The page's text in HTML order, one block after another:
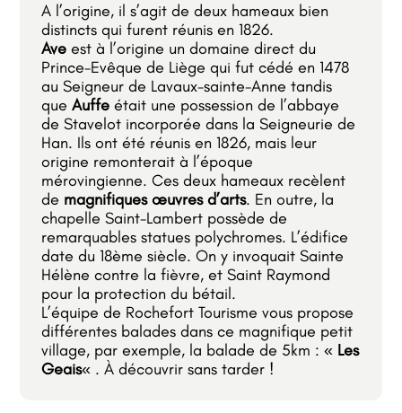
A l’origine, il s’agit de deux hameaux bien
distincts qui furent réunis en 1826.
Ave est à l’origine un domaine direct du
Prince-Evêque de Liège qui fut cédé en 1478
au Seigneur de Lavaux-sainte-Anne tandis
queAuffe était une possession de l’abbaye
de Stavelot incorporée dans la Seigneurie de
Han. Ils ont été réunis en 1826, mais leur
origine remonterait à l’époque
mérovingienne. Ces deux hameaux recèlent
de magnifiques œuvres d’arts. En outre, la
chapelle Saint-Lambert possède de
remarquables statues polychromes. L’édifice
date du 18ème siècle. On y invoquait Sainte
Hélène contre la fièvre, et Saint Raymond
pour la protection du bétail.
L’équipe de Rochefort Tourisme vous propose
différentes balades dans ce magnifique petit
village, par exemple, la balade de 5km : « Les
Geais« . À découvrir sans tarder !